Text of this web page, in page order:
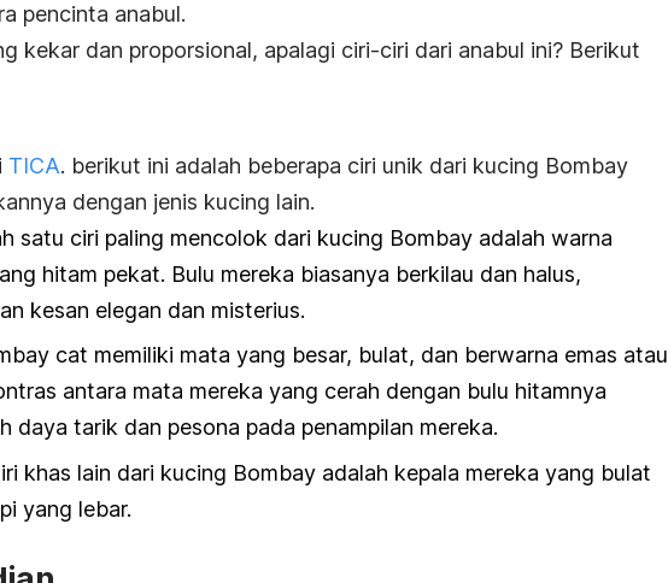
pencinta anabul.
kekar dan proporsional, apalagi ciri-ciri dari anabul ini? Berikut
TICA. berikut ini adalah beberapa ciri unik dari kucing Bombay
dengan jenis kucing lain.
satu ciri paling mencolok dari kucing Bombay adalah warna
hitam pekat. Bulu mereka biasanya berkilau dan halus,
kesan elegan dan misterius.
cat memiliki mata yang besar, bulat, dan berwarna emas atau
antara mata mereka yang cerah dengan bulu hitamnya
daya tarik dan pesona pada penampilan mereka.
khas lain dari kucing Bombay adalah kepala mereka yang bulat
yang lebar.